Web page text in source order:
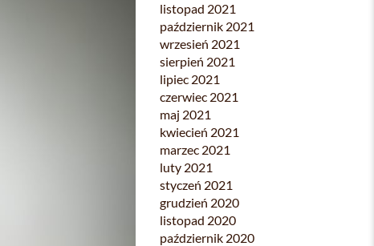
listopad 2021
październik 2021
wrzesień 2021
sierpień 2021
lipiec 2021
czerwiec 2021
maj 2021
kwiecień 2021
marzec 2021
luty 2021
styczeń 2021
grudzień 2020
listopad 2020
październik 2020